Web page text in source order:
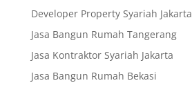
Developer Property Syariah Jakarta
Jasa Bangun Rumah Tangerang
Jasa Kontraktor Syariah Jakarta
Jasa Bangun Rumah Bekasi